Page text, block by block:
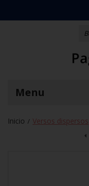
Menu
Inicio / Versos dispersos